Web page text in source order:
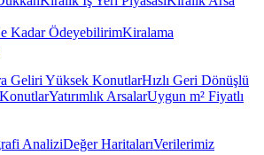
Kadar ÖdeyebilirimKiralama
Geliri Yüksek KonutlarHızlı Geri Dönüşlü
Yatırımlık ArsalarUygun m² Fiyatlı
AnaliziDeğer HaritalarıVerilerimiz